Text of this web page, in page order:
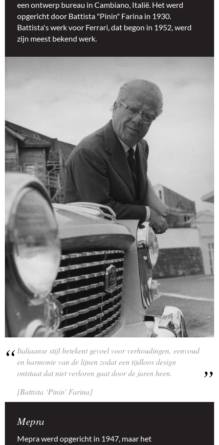
een ontwerp bureau in Cambiano, Italië. Het werd
opgericht door Battista "Pinin" Farina in 1930.
Battista's werk voor Ferrari, dat begon in 1952, werd
zijn meest bekend werk.
Italiaanse stijl betekent gevoel voor verhoudingen, eenvoud
en harmonie van de lijnen zodat een tijdloos design
ontstaat dat niet verloren gaat door de jaren heen.
[Battista ‘Pinin’ Farina]
Mepra
Mepra werd opgericht in 1947, maar het